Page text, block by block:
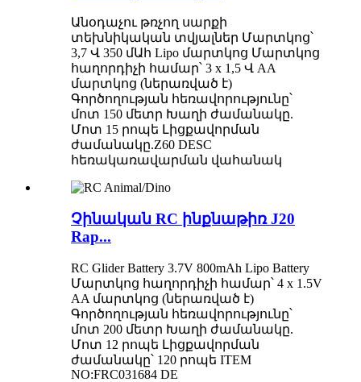
Անօդաչու թռչող սարքի
տեխնիկական տվյալներ Մարտկոց՝
3,7 Վ 350 մԱհ Lipo մարտկոց Մարտկոց
հաղորդիչի համար՝ 3 x 1,5 Վ AA
մարտկոց (ներառված է)
Գործողության հեռավորությունը՝
մոտ 150 մետր Խաղի ժամանակը.
Մոտ 15 րոպե Լիցքավորման
ժամանակը.Z60 DESC
հեռակառավարման վահանակ
Չինական RC ինքնաթիռ J20
Rap...
RC Glider Battery 3.7V 800mAh Lipo Battery
Մարտկոց հաղորդիչի համար՝ 4 x 1.5V
AA մարտկոց (ներառված է)
Գործողության հեռավորությունը՝
մոտ 200 մետր Խաղի ժամանակը.
Մոտ 12 րոպե Լիցքավորման
ժամանակը՝ 120 րոպե ITEM
NO:FRC031684 DE